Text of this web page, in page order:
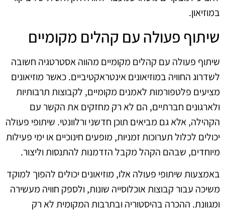
במוזיאון.
שיתוף פעולה עם קהלים מקומיים
שיתוף פעולה עם קהלים מקומיים מהווה אסטרטגיה חשובה
לשדרוג החוויה במוזיאונים אינטראקטיביים. כאשר מוזיאונים
מציעים פלטפורמות לאמנים מקומיים, לקבוצות תרבותיות
ולארגונים חברתיים, הם לא רק מחזקים את הקשר עם
הקהילה, אלא גם מביאים תוכן חדשני ורלוונטי. שיתופי פעולה
יכולים לכלול תערוכות זמניות, מופעים חינוכיים או ימי פעילות
מיוחדים, שבהם הקהל מקבל הזדמנות להתנסות וליצור.
באמצעות שיתופי פעולה אלו, מוזיאונים יכולים להפוך למוקד
משיכה עבור קבוצות אוכלוסייה שונות, ולספק חוויה מעשירה
ומגוונת. ההכרה בהיסטוריה ובתרבות המקומית לא רק